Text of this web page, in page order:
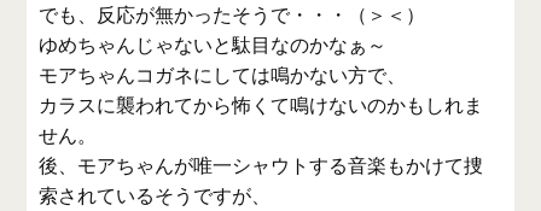
でも、反応が無かったそうで・・・（＞＜）
ゆめちゃんじゃないと駄目なのかなぁ～
モアちゃんコガネにしては鳴かない方で、
カラスに襲われてから怖くて鳴けないのかもしれま
せん。
後、モアちゃんが唯一シャウトする音楽もかけて捜
索されているそうですが、